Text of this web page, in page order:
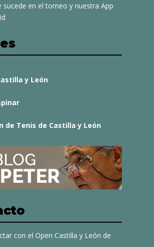
en el torneo y nuestra App
y León
de Tenis de Castilla y León
con el Open Castilla y León de